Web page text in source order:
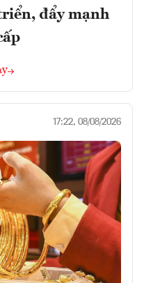
đẩy mạnh
17:22, 08/08/2026